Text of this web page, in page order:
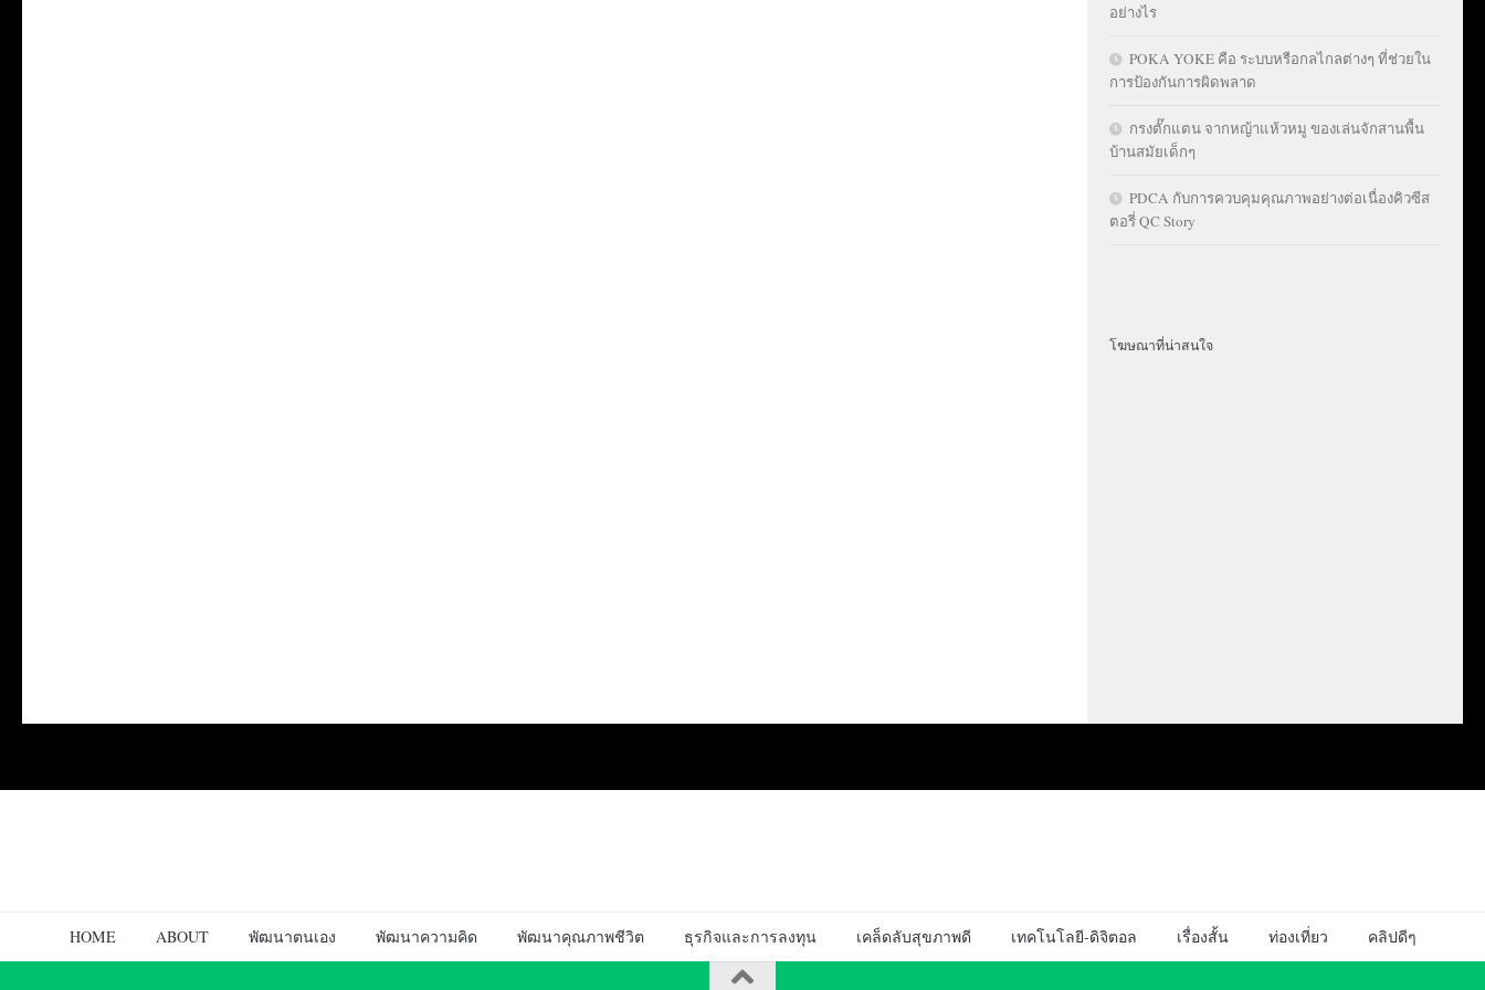
อย่างไร
POKA YOKE คือ ระบบหรือกลไกลต่างๆ ที่ช่วยใน
การป้องกันการผิดพลาด
กรงตั๊กแตน จากหญ้าแห้วหมู ของเล่นจักสานพื้น
บ้านสมัยเด็กๆ
PDCA กับการควบคุมคุณภาพอย่างต่อเนื่องคิวซีส
ตอรี่ QC Story
โฆษณาที่น่าสนใจ
HOME ABOUT พัฒนาตนเอง พัฒนาความคิด พัฒนาคุณภาพชีวิต ธุรกิจและการลงทุน เคล็ดลับสุขภาพดี เทคโนโลยี-ดิจิตอล เรื่องสั้น ท่องเที่ยว คลิปดีๆ